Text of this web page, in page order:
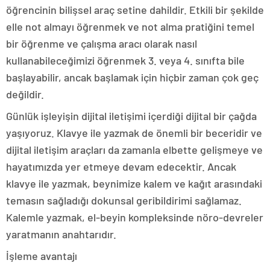
öğrencinin bilişsel araç setine dahildir. Etkili bir şekilde
elle not almayı öğrenmek ve not alma pratiğini temel
bir öğrenme ve çalışma aracı olarak nasıl
kullanabileceğimizi öğrenmek 3. veya 4. sınıfta bile
başlayabilir, ancak başlamak için hiçbir zaman çok geç
değildir.
Günlük işleyişin dijital iletişimi içerdiği dijital bir çağda
yaşıyoruz. Klavye ile yazmak de önemli bir beceridir ve
dijital iletişim araçları da zamanla elbette gelişmeye ve
hayatımızda yer etmeye devam edecektir. Ancak
klavye ile yazmak, beynimize kalem ve kağıt arasındaki
temasın sağladığı dokunsal geribildirimi sağlamaz.
Kalemle yazmak, el-beyin kompleksinde nöro-devreler
yaratmanın anahtarıdır.
İşleme avantajı